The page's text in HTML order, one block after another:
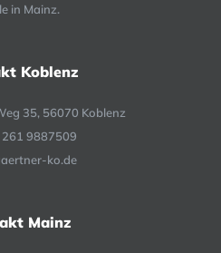
in Mainz.
Koblenz
35, 56070 Koblenz
261 9887509
ko.de
Mainz